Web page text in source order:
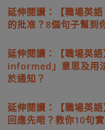
延伸閱讀：【職場英
的批准？8個句子幫到
延伸閱讀：【職場英
informed」意思及用
於通知？
延伸閱讀：【職場英
回應先啱？教你10句